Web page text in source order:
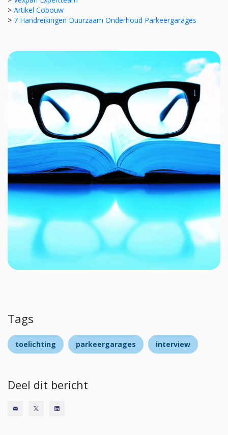
> Artikel Cobouw
> 7 Handreikingen Duurzaam Onderhoud Parkeergarages
Tags
toelichting parkeergarages interview
Deel dit bericht